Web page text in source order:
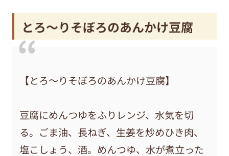
とろ〜りそぼろのあんかけ豆腐
【とろ〜りそぼろのあんかけ豆腐】
豆腐にめんつゆをふりレンジ、水気を切
る。ごま油、長ねぎ、生姜を炒めひき肉、
塩こしょう、酒。めんつゆ、水が煮立った